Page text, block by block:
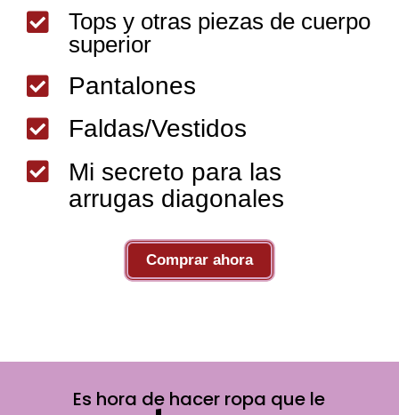

Tops y otras piezas de cuerpo
superior
 Pantalones
 Faldas/Vestidos

Mi secreto para las
arrugas diagonales
Comprar ahora
Es hora de hacer ropa que le